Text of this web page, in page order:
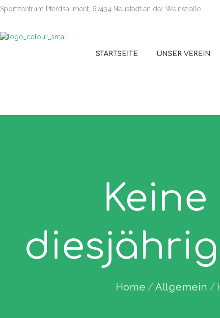
Sportzentrum Pferdsaliment, 67434 Neustadt an der Weinstraße
STARTSEITE UNSER VEREIN
Home Allgemein